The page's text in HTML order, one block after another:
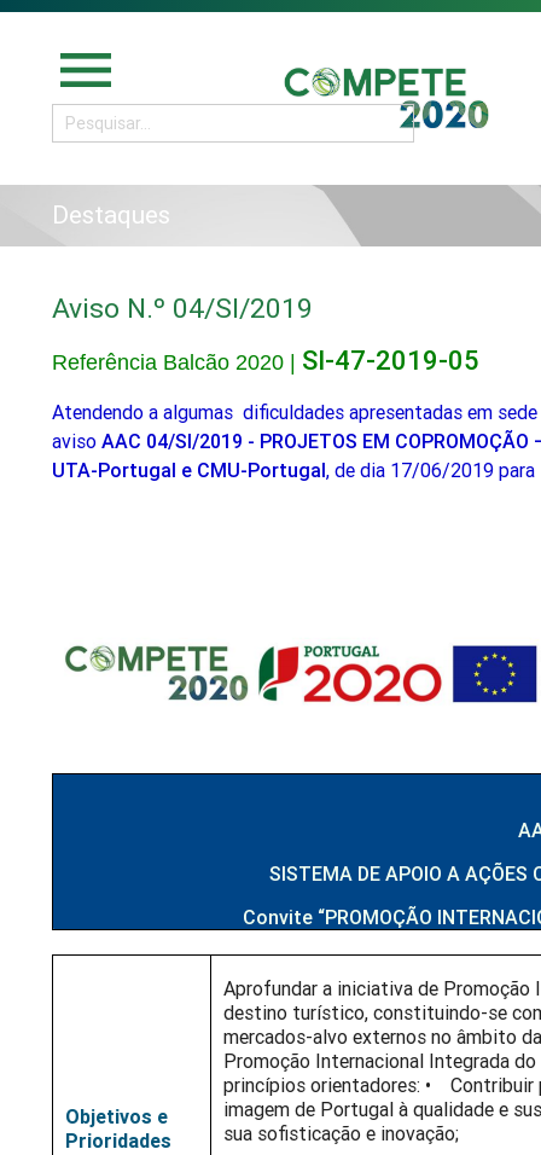
menu
Destaques
Aviso N.º 04/SI/2019
Referência Balcão 2020 | SI-47-2019-05
Atendendo a algumas dificuldades apresentadas em
avisoAAC 04/SI/2019 - PROJETOS EM
UTA-Portugal e CMU-Portugal, de dia 17/06/2019 para
SISTEMA DE APOIO A
Convite “PROMOÇÃO
Objetivos e
Prioridades
Aprofundar a iniciativa de
destino turístico, constituindo-se
mercados-alvo externos no âmbito
Promoção Internacional Integrada
princípios orientadores: • Contribuir
imagem de Portugal à qualidade e
sua sofisticação e inovação;